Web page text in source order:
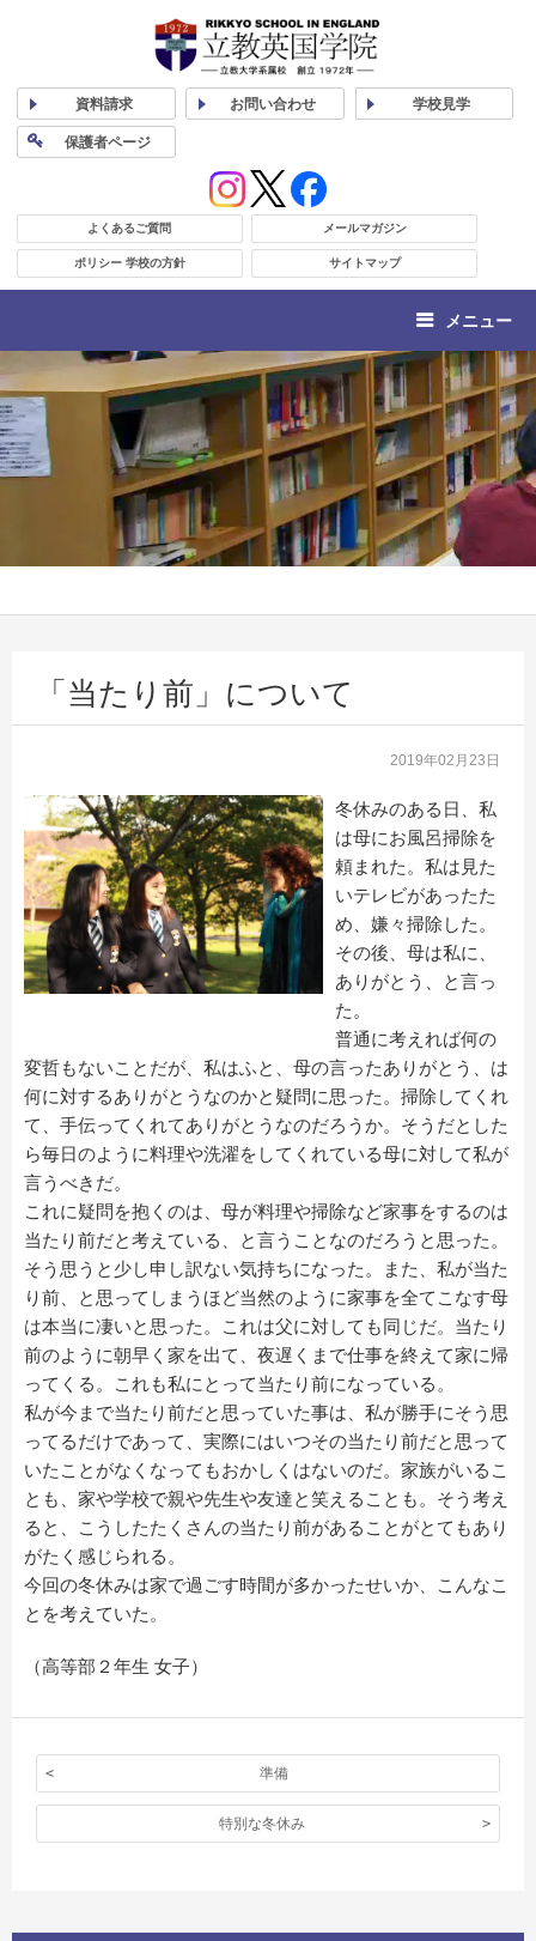
資料請求 お問い合わせ 学校見学
保護者ページ
よくあるご質問 メールマガジン
ポリシー 学校の方針 サイトマップ
メニュー
「当たり前」について
2019年02月23日
冬休みのある日、私
は母にお風呂掃除を
頼まれた。私は見た
いテレビがあったた
め、嫌々掃除した。
その後、母は私に、
ありがとう、と言っ
た。
普通に考えれば何の
変哲もないことだが、私はふと、母の言ったありがとう、は
何に対するありがとうなのかと疑問に思った。掃除してくれ
て、手伝ってくれてありがとうなのだろうか。そうだとした
ら毎日のように料理や洗濯をしてくれている母に対して私が
言うべきだ。
これに疑問を抱くのは、母が料理や掃除など家事をするのは
当たり前だと考えている、と言うことなのだろうと思った。
そう思うと少し申し訳ない気持ちになった。また、私が当た
り前、と思ってしまうほど当然のように家事を全てこなす母
は本当に凄いと思った。これは父に対しても同じだ。当たり
前のように朝早く家を出て、夜遅くまで仕事を終えて家に帰
ってくる。これも私にとって当たり前になっている。
私が今まで当たり前だと思っていた事は、私が勝手にそう思
ってるだけであって、実際にはいつその当たり前だと思って
いたことがなくなってもおかしくはないのだ。家族がいるこ
とも、家や学校で親や先生や友達と笑えることも。そう考え
ると、こうしたたくさんの当たり前があることがとてもあり
がたく感じられる。
今回の冬休みは家で過ごす時間が多かったせいか、こんなこ
とを考えていた。
（高等部２年生 女子）
準備
特別な冬休み